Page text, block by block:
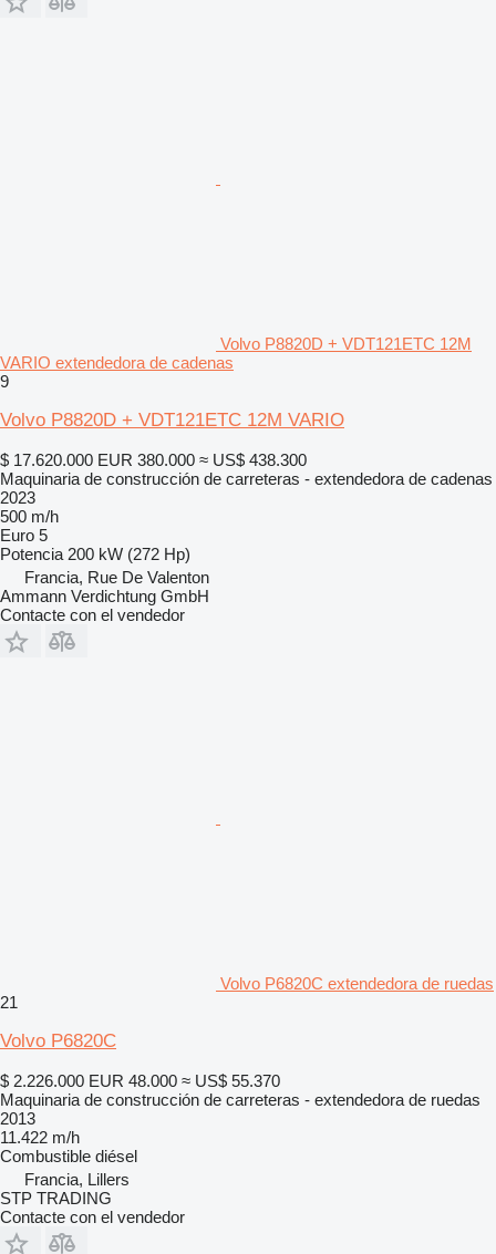
Volvo P8820D + VDT121ETC 12M
VARIO extendedora de cadenas
9
Volvo P8820D + VDT121ETC 12M VARIO
$ 17.620.000 EUR 380.000 ≈ US$ 438.300
Maquinaria de construcción de carreteras - extendedora de cadenas
2023
500 m/h
Euro 5
Potencia 200 kW (272 Hp)
Francia, Rue De Valenton
Ammann Verdichtung GmbH
Contacte con el vendedor
Volvo P6820C extendedora de ruedas
21
Volvo P6820C
$ 2.226.000 EUR 48.000 ≈ US$ 55.370
Maquinaria de construcción de carreteras - extendedora de ruedas
2013
11.422 m/h
Combustible diésel
Francia, Lillers
STP TRADING
Contacte con el vendedor